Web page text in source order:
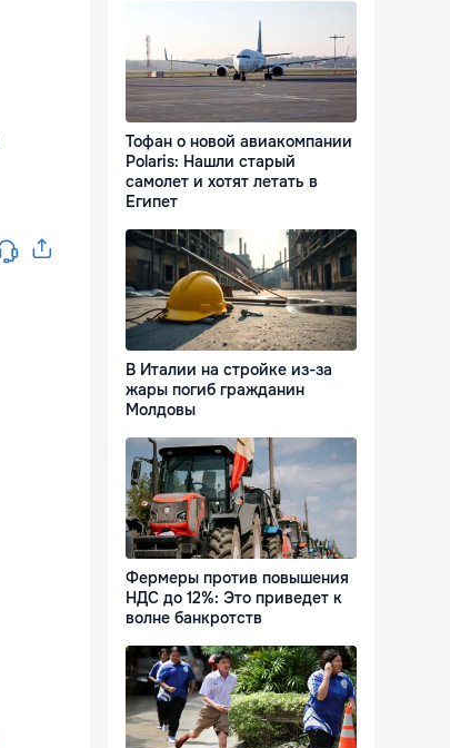
Тофан о новой авиакомпании
Polaris: Нашли старый
самолет и хотят летать в
Египет
В Италии на стройке из-за
жары погиб гражданин
Молдовы
Фермеры против повышения
НДС до 12%: Это приведет к
волне банкротств